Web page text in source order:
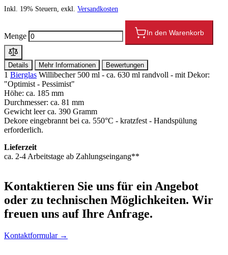
Inkl. 19% Steuern, exkl. Versandkosten
Menge In den Warenkorb
Details Mehr Informationen Bewertungen
1 Bierglas Willibecher 500 ml - ca. 630 ml randvoll - mit Dekor:
"Optimist - Pessimist"
Höhe: ca. 185 mm
Durchmesser: ca. 81 mm
Gewicht leer ca. 390 Gramm
Dekore eingebrannt bei ca. 550°C - kratzfest - Handspülung
erforderlich.
Lieferzeit
ca. 2-4 Arbeitstage ab Zahlungseingang**
Kontaktieren Sie uns für ein Angebot
oder zu technischen Möglichkeiten. Wir
freuen uns auf Ihre Anfrage.
Kontaktformular →